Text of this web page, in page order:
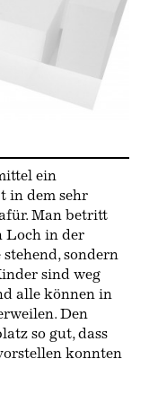
ein
in dem sehr
Man betritt
Loch in der
sondern
sind weg
alle können in
Den
so gut, dass
konnten